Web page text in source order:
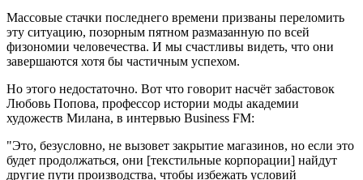
Массовые стачки последнего времени призваны переломить
эту ситуацию, позорным пятном размазанную по всей
физономии человечества. И мы счастливы видеть, что они
завершаются хотя бы частичным успехом.
Но этого недостаточно. Вот что говорит насчёт забастовок
Любовь Попова, профессор истории моды академии
художеств Милана, в интервью Business FM:
"Это, безусловно, не вызовет закрытие магазинов, но если это
будет продолжаться, они [текстильные корпорации] найдут
другие пути производства, чтобы избежать условий